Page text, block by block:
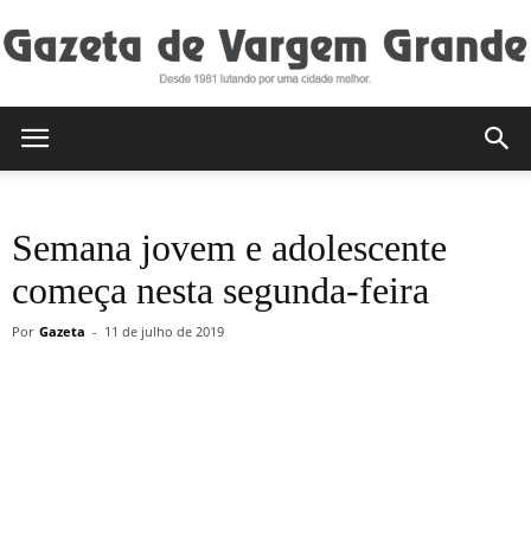
de
Semana jovem e adolescente
começa nesta segunda-feira
Por Gazeta - 11 de julho de 2019